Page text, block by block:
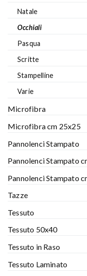
Natale
Occhiali
Pasqua
Scritte
Stampelline
Varie
Microfibra
Microfibra cm 25x25
Pannolenci Stampato
Pannolenci Stampato
Pannolenci Stampato
Tazze
Tessuto
Tessuto 50x40
Tessuto in Raso
Tessuto Laminato